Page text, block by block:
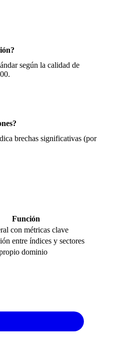
según la calidad de
brechas significativas (por
Función
con métricas clave
entre índices y sectores
dominio